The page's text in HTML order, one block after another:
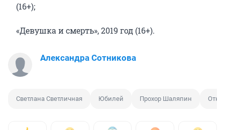
(16+);
«Девушка и смерть», 2019 год (16+).
Александра Сотникова
Светлана Светличная Юбилей Прохор Шаляпин